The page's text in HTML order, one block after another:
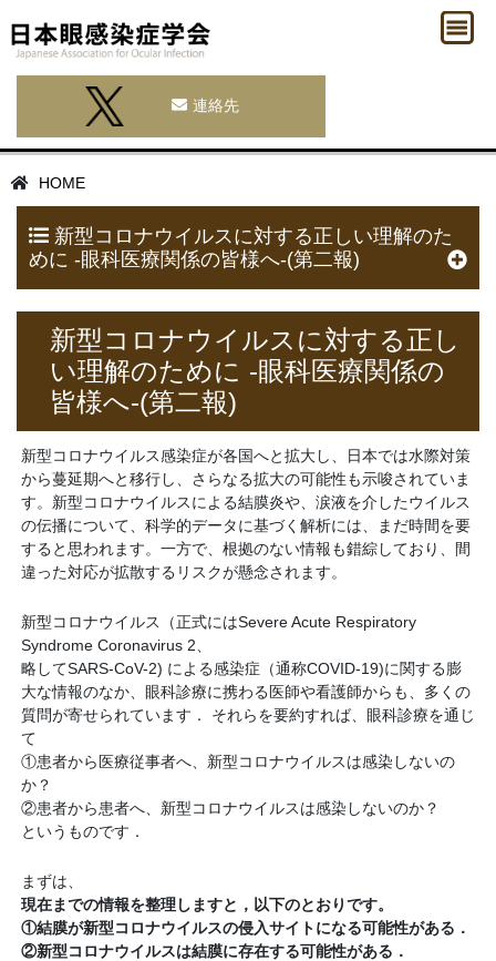
連絡先
HOME
新型コロナウイルスに対する正しい理解のた
めに -眼科医療関係の皆様へ-(第二報)
新型コロナウイルスに対する正し
い理解のために -眼科医療関係の
皆様へ-(第二報)
新型コロナウイルス感染症が各国へと拡大し、日本では水際対策
から蔓延期へと移行し、さらなる拡大の可能性も示唆されていま
す。新型コロナウイルスによる結膜炎や、涙液を介したウイルス
の伝播について、科学的データに基づく解析には、まだ時間を要
すると思われます。一方で、根拠のない情報も錯綜しており、間
違った対応が拡散するリスクが懸念されます。
新型コロナウイルス（正式にはSevere Acute Respiratory
Syndrome Coronavirus 2、
略してSARS-CoV-2) による感染症（通称COVID-19)に関する膨
大な情報のなか、眼科診療に携わる医師や看護師からも、多くの
質問が寄せられています ． それらを要約すれば、眼科診療を通じ
て
①患者から医療従事者へ、新型コロナウイルスは感染しないの
か？
②患者から患者へ、新型コロナウイルスは感染しないのか？
というものです．
まずは、
現在までの情報を整理しますと，以下のとおりです。
①結膜が新型コロナウイルスの侵入サイトになる可能性がある．
②新型コロナウイルスは結膜に存在する可能性がある．